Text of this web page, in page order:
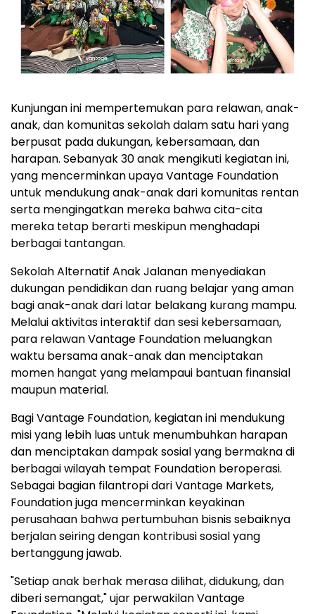
Kunjungan ini mempertemukan para relawan, anak-
anak, dan komunitas sekolah dalam satu hari yang
berpusat pada dukungan, kebersamaan, dan
harapan. Sebanyak 30 anak mengikuti kegiatan ini,
yang mencerminkan upaya Vantage Foundation
untuk mendukung anak-anak dari komunitas rentan
serta mengingatkan mereka bahwa cita-cita
mereka tetap berarti meskipun menghadapi
berbagai tantangan.
Sekolah Alternatif Anak Jalanan menyediakan
dukungan pendidikan dan ruang belajar yang aman
bagi anak-anak dari latar belakang kurang mampu.
Melalui aktivitas interaktif dan sesi kebersamaan,
para relawan Vantage Foundation meluangkan
waktu bersama anak-anak dan menciptakan
momen hangat yang melampaui bantuan finansial
maupun material.
Bagi Vantage Foundation, kegiatan ini mendukung
misi yang lebih luas untuk menumbuhkan harapan
dan menciptakan dampak sosial yang bermakna di
berbagai wilayah tempat Foundation beroperasi.
Sebagai bagian filantropi dari Vantage Markets,
Foundation juga mencerminkan keyakinan
perusahaan bahwa pertumbuhan bisnis sebaiknya
berjalan seiring dengan kontribusi sosial yang
bertanggung jawab.
"Setiap anak berhak merasa dilihat, didukung, dan
diberi semangat," ujar perwakilan Vantage